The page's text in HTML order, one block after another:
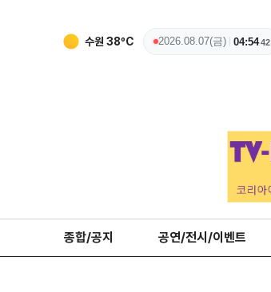
수원 38ºC 2026.08.07(금) 04:5443
종합/공지 공연/전시/이벤트